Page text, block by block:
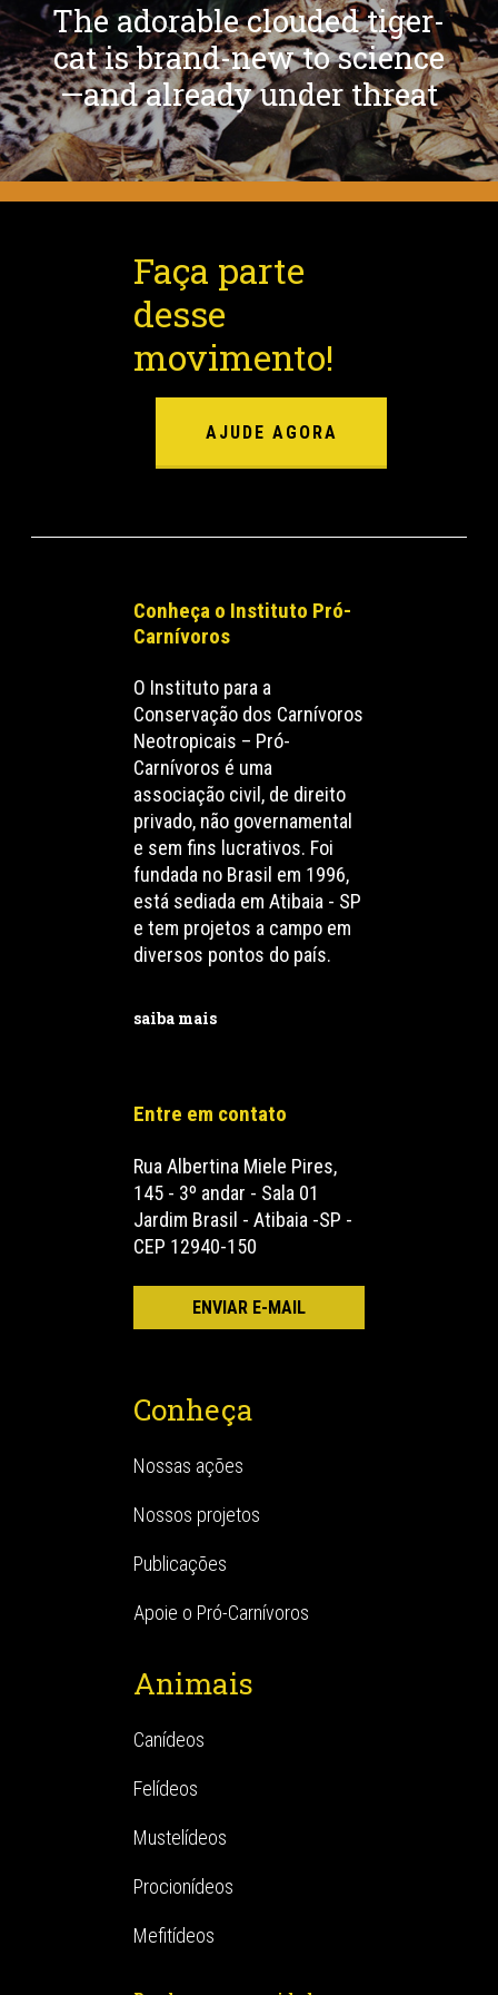
The adorable clouded tiger-
cat is brand-new to science
—and already under threat
Faça parte
desse
movimento!
AJUDE AGORA
Conheça o Instituto Pró-
Carnívoros
O Instituto para a
Conservação dos Carnívoros
Neotropicais – Pró-
Carnívoros é uma
associação civil, de direito
privado, não governamental
e sem fins lucrativos. Foi
fundada no Brasil em 1996,
está sediada em Atibaia - SP
e tem projetos a campo em
diversos pontos do país.
saiba mais
Entre em contato
Rua Albertina Miele Pires,
145 - 3º andar - Sala 01
Jardim Brasil - Atibaia -SP -
CEP 12940-150
Conheça
Nossas ações
Nossos projetos
Publicações
Apoie o Pró-Carnívoros
Animais
Canídeos
Felídeos
Mustelídeos
Procionídeos
Mefitídeos